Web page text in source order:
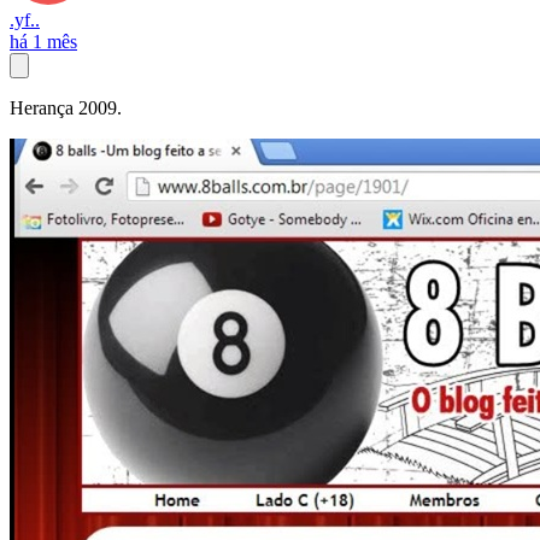
.yf..
há 1 mês
Herança 2009.